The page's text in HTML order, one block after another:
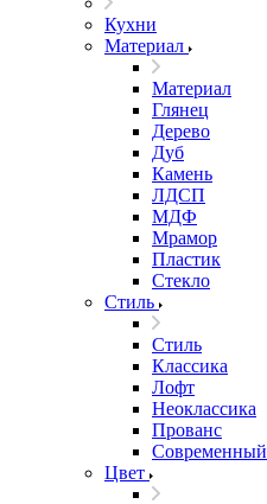
Кухни
Материал
Материал
Глянец
Дерево
Дуб
Камень
ЛДСП
МДФ
Мрамор
Пластик
Стекло
Стиль
Стиль
Классика
Лофт
Неоклассика
Прованс
Современный
Цвет